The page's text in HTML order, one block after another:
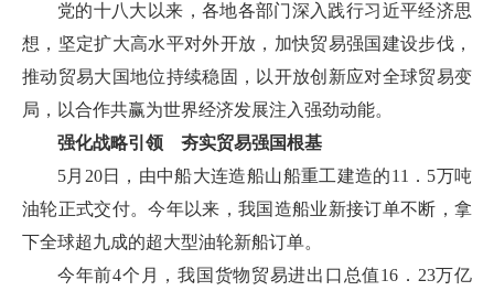
党的十八大以来，各地各部门深入践行习近平经济思
想，坚定扩大高水平对外开放，加快贸易强国建设步伐，
推动贸易大国地位持续稳固，以开放创新应对全球贸易变
局，以合作共赢为世界经济发展注入强劲动能。
强化战略引领 夯实贸易强国根基
5月20日，由中船大连造船山船重工建造的11．5万吨
油轮正式交付。今年以来，我国造船业新接订单不断，拿
下全球超九成的超大型油轮新船订单。
今年前4个月，我国货物贸易进出口总值16．23万亿